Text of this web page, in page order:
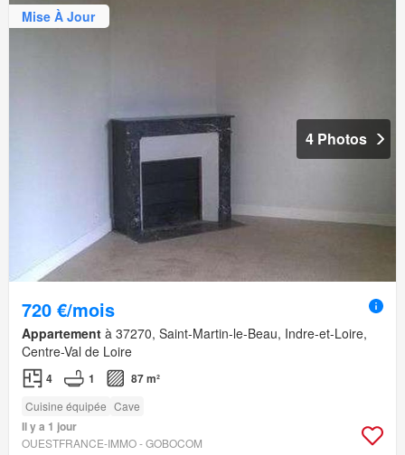
Mise À Jour
4 Photos
720 €/mois
Appartement à 37270, Saint-Martin-le-Beau, Indre-et-Loire,
Centre-Val de Loire
4 1 87 m²
Cuisine équipée Cave
Il y a 1 jour
OUESTFRANCE-IMMO - GOBOCOM